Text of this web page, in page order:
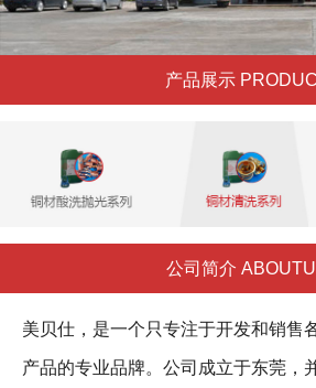
产品展示
公司简介
美贝仕，是一个只专注于开发和销售
产品的专业品牌。公司成立于东莞，